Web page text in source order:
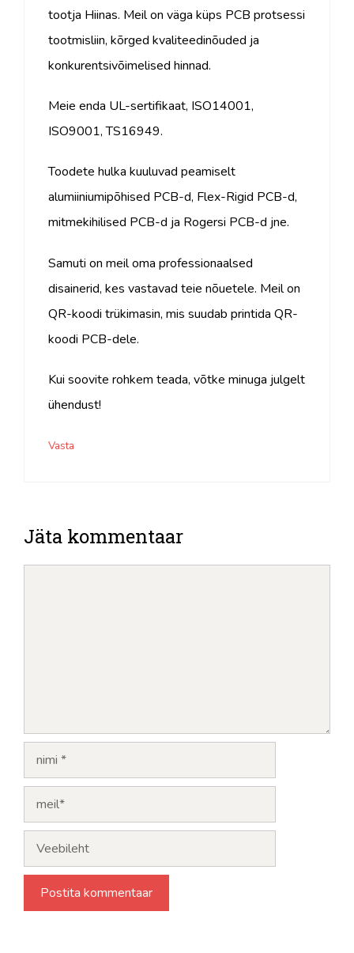
tootja Hiinas. Meil on väga küps PCB protsessi
tootmisliin, kõrged kvaliteedinõuded ja
konkurentsivõimelised hinnad.
Meie enda UL-sertifikaat, ISO14001,
ISO9001, TS16949.
Toodete hulka kuuluvad peamiselt
alumiiniumipõhised PCB-d, Flex-Rigid PCB-d,
mitmekihilised PCB-d ja Rogersi PCB-d jne.
Samuti on meil oma professionaalsed
disainerid, kes vastavad teie nõuetele. Meil on
QR-koodi trükimasin, mis suudab printida QR-
koodi PCB-dele.
Kui soovite rohkem teada, võtke minuga julgelt
ühendust!
Vasta
Jäta kommentaar
Nimi
Meil
Veebileht